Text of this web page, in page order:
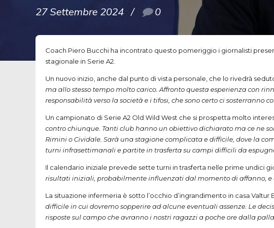
27 Settembre 2024 0
Coach Piero Bucchi ha incontrato questo pomeriggio i giornalisti
stagionale in Serie A2.
Un nuovo inizio, anche dal punto di vista personale, che lo rivedrà
ma allo stesso tempo molto carico. Affronto questa esperienza con
responsabilità verso la società e i tifosi, che sono certo ci sosterranno
Un campionato di Serie A2 Old Wild West che si prospetta molto
contro chiunque. Tanti club hanno un obiettivo dichiarato ma ce ne
Rimini o Cividale. Sarà una stagione complicata e difficile, dove la
turni infrasettimanali e partite in trasferta su campi difficili da
Il calendario iniziale prevede sette turni in trasferta nelle prime undici
risultati iniziali, probabilmente influenzati dal momento di affanno,
La situazione infermeria è sotto l’occhio d’ingrandimento in casa Valtur
difficile in cui dovremo sopperire ad alcune eventuali assenze. Le
risposte sul campo che avranno i nostri ragazzi a poche ore dalla